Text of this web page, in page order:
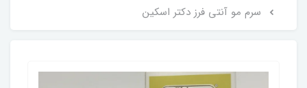
سرم مو آنتی فرز دکتر اسکین